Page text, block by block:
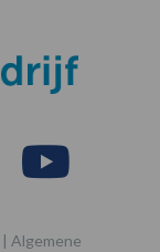
| Algemene